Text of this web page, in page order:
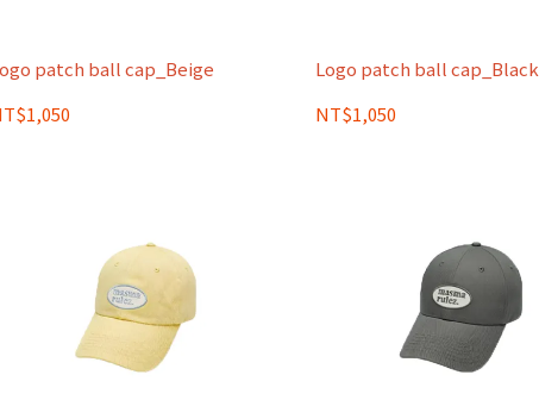
patch ball cap_Beige
Logo patch ball cap_Black
NT$1,050